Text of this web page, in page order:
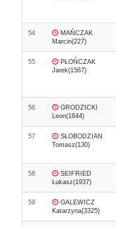
54
MAŃCZAK
Marcin(227)
55
PŁOŃCZAK
Jarek(1567)
56
GRODZICKI
Leon(1644)
57
SŁOBODZIAN
Tomasz(130)
58
SEIFRIED
Łukasz(1937)
59
GALEWICZ
Katarzyna(3325)